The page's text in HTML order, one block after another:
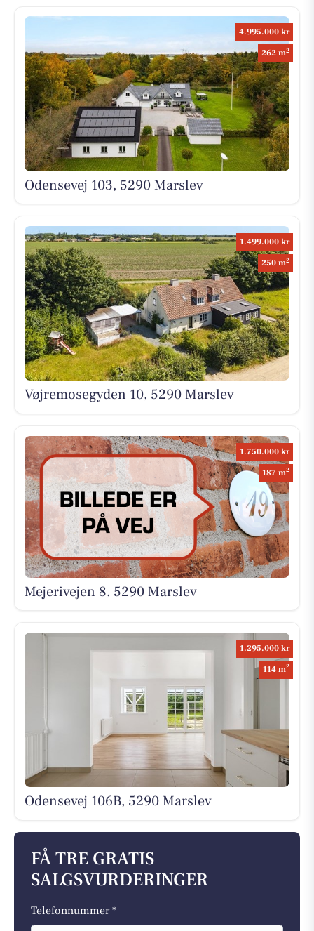
4.995.000 kr
262 m2
Odensevej 103, 5290 Marslev
1.499.000 kr
250 m2
Vøjremosegyden 10, 5290 Marslev
1.750.000 kr
187 m2
Mejerivejen 8, 5290 Marslev
1.295.000 kr
114 m2
Odensevej 106B, 5290 Marslev
FÅ TRE GRATIS
SALGSVURDERINGER
Telefonnummer *